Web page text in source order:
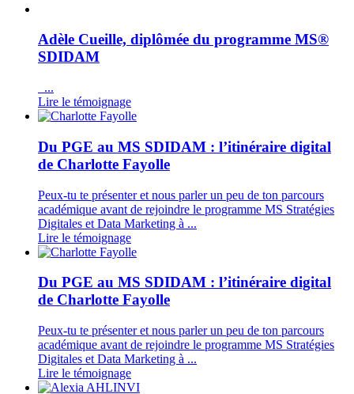
Adèle Cueille, diplômée du programme MS®
SDIDAM
...
Lire le témoignage
Du PGE au MS SDIDAM : l’itinéraire digital
de Charlotte Fayolle
Peux-tu te présenter et nous parler un peu de ton parcours
académique avant de rejoindre le programme MS Stratégies
Digitales et Data Marketing à ...
Lire le témoignage
Du PGE au MS SDIDAM : l’itinéraire digital
de Charlotte Fayolle
Peux-tu te présenter et nous parler un peu de ton parcours
académique avant de rejoindre le programme MS Stratégies
Digitales et Data Marketing à ...
Lire le témoignage